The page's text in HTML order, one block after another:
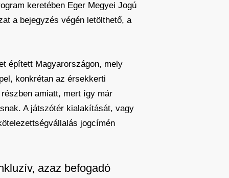
keretében Eger Megyei Jogú
a bejegyzés végén letölthető, a
épített Magyarországon, mely
konkrétan az érsekkerti
amiatt, mert így már
A játszótér kialakítását, vagy
jogcímén
azaz befogadó